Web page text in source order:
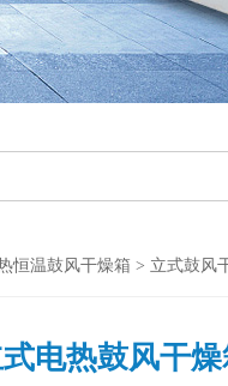
恒温鼓风干燥箱 > 立式鼓风
电热鼓风干